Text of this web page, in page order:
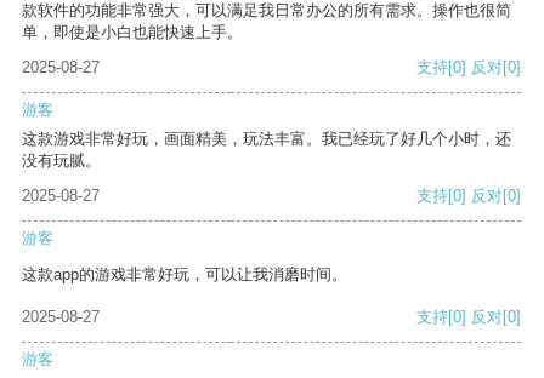
款软件的功能非常强大，可以满足我日常办公的所有需求。操作也很简
单，即使是小白也能快速上手。
2025-08-27
支持[0] 反对[0]
游客
这款游戏非常好玩，画面精美，玩法丰富。我已经玩了好几个小时，还
没有玩腻。
2025-08-27
支持[0] 反对[0]
游客
这款app的游戏非常好玩，可以让我消磨时间。
2025-08-27 支持[0] 反对[0]
游客